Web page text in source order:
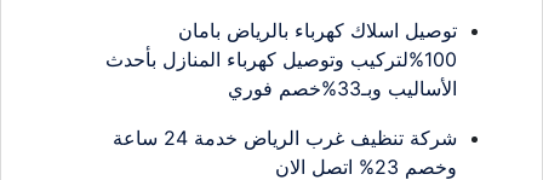
توصيل اسلاك كهرباء بالرياض بامان
100%لتركيب وتوصيل كهرباء المنازل بأحدث
الأساليب وبـ33%خصم فوري
شركة تنظيف غرب الرياض خدمة 24 ساعة
وخصم 23% اتصل الان